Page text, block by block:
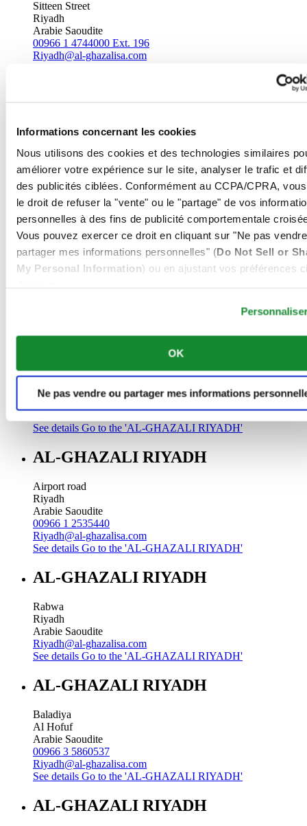
Informations concernant les cookies
Nous utilisons des cookies et des technologies similaires
améliorer votre expérience sur le site, analyser le trafic et
des publicités ciblées. Conformément au CCPA/CPRA,
le droit de refuser la "vente" ou le "partage" de vos
personnelles à des fins de publicité comportementale
Vous pouvez exercer ce droit en cliquant sur "Ne pas
partager mes informations personnelles" (Do Not Sell or
My Personal Information) ou en ajustant vos préférences
OK
Ne pas vendre ou partager mes informations
Sitteen Street
Riyadh
Arabie Saoudite
00966 1 4744000 Ext. 196
Riyadh@al-ghazalisa.com
Batha
Riyadh
Arabie Saoudite
00966 1 4032968
Riyadh@al-ghazalisa.com
See details Go to the 'AL-GHAZALI RIYADH'
AL-GHAZALI RIYADH
Olaya
Riyadh
Arabie Saoudite
Go to the 'AL-GHAZALI RIYADH'
AL-GHAZALI RIYADH
Riyadh
Arabie Saoudite
See details Go to the 'AL-GHAZALI RIYADH'
AL-GHAZALI RIYADH
Airport road
Riyadh
Arabie Saoudite
00966 1 2535440
Riyadh@al-ghazalisa.com
See details Go to the 'AL-GHAZALI RIYADH'
AL-GHAZALI RIYADH
Rabwa
Riyadh
Arabie Saoudite
Riyadh@al-ghazalisa.com
See details Go to the 'AL-GHAZALI RIYADH'
AL-GHAZALI RIYADH
Baladiya
Al Hofuf
Arabie Saoudite
00966 3 5860537
Riyadh@al-ghazalisa.com
See details Go to the 'AL-GHAZALI RIYADH'
AL-GHAZALI RIYADH